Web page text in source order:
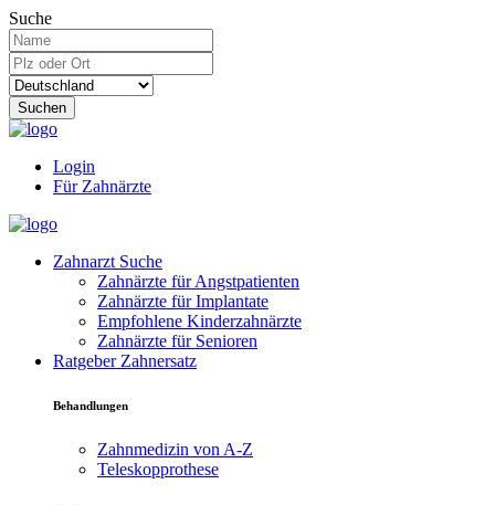
Suche
Suchen
Login
Für Zahnärzte
Zahnarzt Suche
Zahnärzte für Angstpatienten
Zahnärzte für Implantate
Empfohlene Kinderzahnärzte
Zahnärzte für Senioren
Ratgeber Zahnersatz
Behandlungen
Zahnmedizin von A-Z
Teleskopprothese